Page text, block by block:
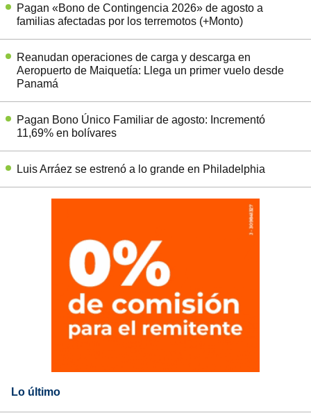
Pagan «Bono de Contingencia 2026» de agosto a
familias afectadas por los terremotos (+Monto)
Reanudan operaciones de carga y descarga en
Aeropuerto de Maiquetía: Llega un primer vuelo desde
Panamá
Pagan Bono Único Familiar de agosto: Incrementó
11,69% en bolívares
Luis Arráez se estrenó a lo grande en Philadelphia
Lo último